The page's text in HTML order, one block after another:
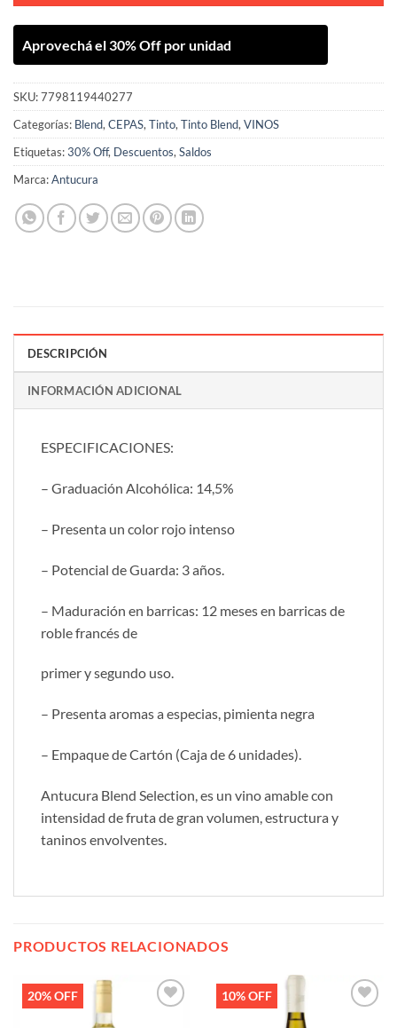
Aprovechá el 30% Off por unidad
SKU:7798119440277
Categorías: Blend, CEPAS, Tinto, Tinto Blend, VINOS
Etiquetas:30% Off, Descuentos, Saldos
Marca:Antucura
DESCRIPCIÓN
INFORMACIÓN ADICIONAL
ESPECIFICACIONES:
– Graduación Alcohólica: 14,5%
– Presenta un color rojo intenso
– Potencial de Guarda: 3 años.
– Maduración en barricas: 12 meses en barricas de
roble francés de
primer y segundo uso.
– Presenta aromas a especias, pimienta negra
– Empaque de Cartón (Caja de 6 unidades).
Antucura Blend Selection, es un vino amable con
intensidad de fruta de gran volumen, estructura y
taninos envolventes.
PRODUCTOS RELACIONADOS
20% OFF 10% OFF